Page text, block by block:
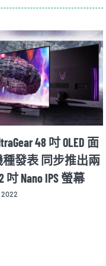
Motorola Razr 2022
在 8/11 公布細節
揭曉新款 X30 Pro
機